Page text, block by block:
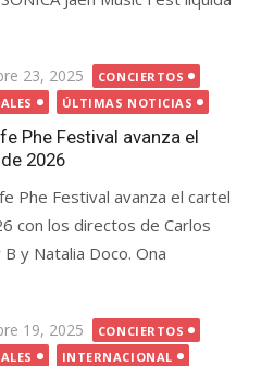
23, 2025
CONCIERTOS
ÚLTIMAS NOTICIAS
Phe Festival avanza el
2026
Phe Festival avanza el cartel
con los directos de Carlos
y Natalia Doco. Ona
19, 2025
CONCIERTOS
INTERNACIONAL